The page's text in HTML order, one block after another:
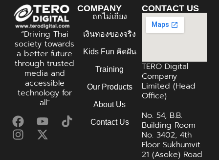
“Driving Thai
society towards
a better future
through trusted
media and
accessible
technology for
all”
COMPANY
ถกไม่เถียง
เงินทองของจริง
Kids Fun คิดฝัน
Training
Our Products
About Us
Contact Us
CONTACT US
TERO Digital
Company
Limited (Head
Office)
No. 54, B.B.
Building Room
No. 3402, 4th
Floor Sukhumvit
21 (Asoke) Road